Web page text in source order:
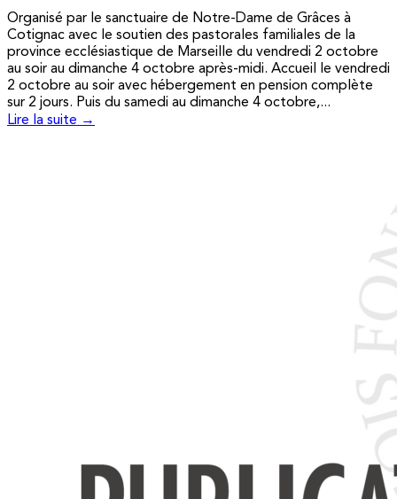
Organisé par le sanctuaire de Notre-Dame de Grâces à
Cotignac avec le soutien des pastorales familiales de la
province ecclésiastique de Marseille du vendredi 2 octobre
au soir au dimanche 4 octobre après-midi. Accueil le vendredi
2 octobre au soir avec hébergement en pension complète
sur 2 jours. Puis du samedi au dimanche 4 octobre,...
Lire la suite →